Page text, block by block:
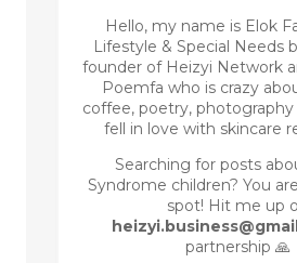
Hello, my name is Elok
Lifestyle & Special Needs
founder of Heizyi Network
Poemfa who is crazy
coffee, poetry,
fell in love with skincare
Searching for posts
Syndrome children? You
spot! Hit me up
partnership 🙏